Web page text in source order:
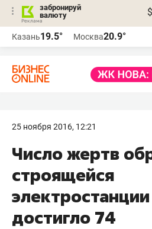
забронируй
валюту
$
Казань19.5° Москва20.9°
25 ноября 2016, 12:21
Число жертв
строящейся
достигло 74